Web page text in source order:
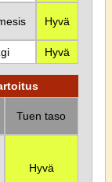
Hyvä
Hyvä
Tuen taso
Hyvä